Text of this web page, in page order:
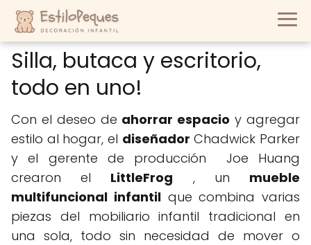
Silla, butaca y escritorio,
todo en uno!
Con el deseo de ahorrar espacio y agregar
estilo al hogar, el diseñador Chadwick Parker
y el gerente de producción Joe Huang
crearon el LittleFrog , un mueble
multifuncional infantilque combina varias
piezas del mobiliario infantil tradicional en
una sola, todo sin necesidad de mover o